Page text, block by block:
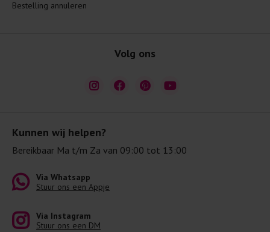
Kunnen wij helpen?
Bereikbaar Ma t/m Za van 09:00 tot 13:00
Via Whatsapp
Stuur ons een Appje
Via Instagram
Stuur ons een DM
Bestelling annuleren
Volg ons